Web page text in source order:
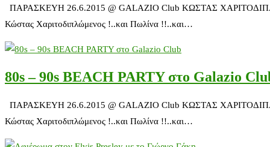
ΠΑΡΑΣΚΕΥΗ 26.6.2015 @ GALAZIO Club ΚΩΣΤΑΣ
Κώστας Χαριτοδιπλώμενος !..και Πωλίνα !!..και…
80s – 90s BEACH PARTY στο Galazio
ΠΑΡΑΣΚΕΥΗ 26.6.2015 @ GALAZIO Club ΚΩΣΤΑΣ
Κώστας Χαριτοδιπλώμενος !..και Πωλίνα !!..και…